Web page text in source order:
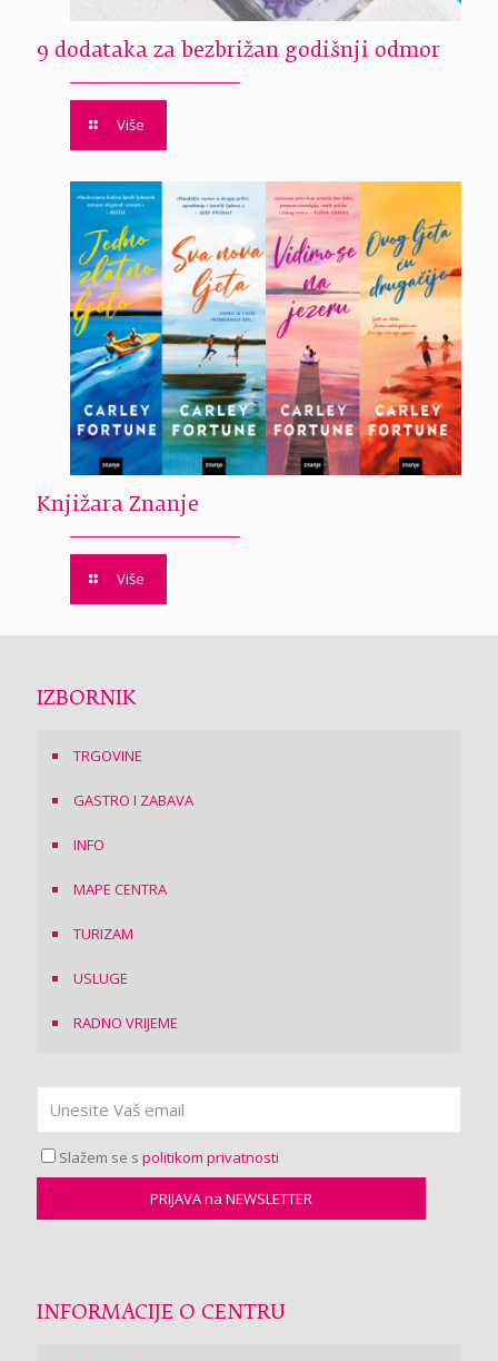
9 dodataka za bezbrižan godišnji odmor
Više
Knjižara Znanje
Više
IZBORNIK
TRGOVINE
GASTRO I ZABAVA
INFO
MAPE CENTRA
TURIZAM
USLUGE
RADNO VRIJEME
Slažem se s politikom privatnosti
INFORMACIJE O CENTRU